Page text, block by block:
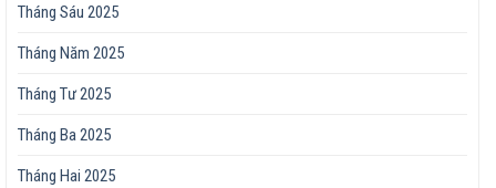
Tháng Sáu 2025
Tháng Năm 2025
Tháng Tư 2025
Tháng Ba 2025
Tháng Hai 2025